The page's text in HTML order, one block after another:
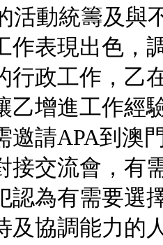
活動統籌及與
作表現出色，
行政工作，乙
乙增進工作經
邀請APA到澳
接交流會，有
認為有需要選
及協調能力的